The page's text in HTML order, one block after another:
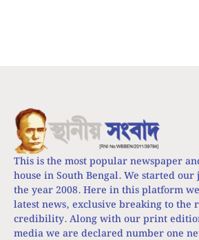
This is the most popular newspaper
house in South Bengal. We started
the year 2008. Here in this platform
latest news, exclusive breaking to the
credibility. Along with our print
media we are declared number one